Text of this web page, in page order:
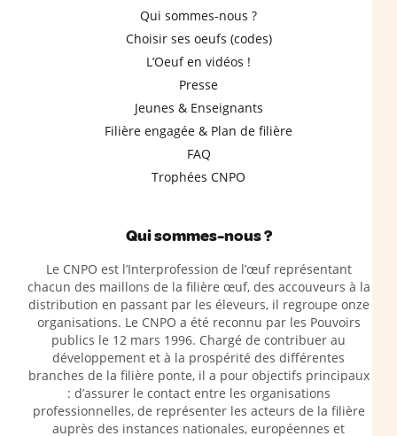
Qui sommes-nous ?
Choisir ses oeufs (codes)
L’Oeuf en vidéos !
Presse
Jeunes & Enseignants
Filière engagée & Plan de filière
FAQ
Trophées CNPO
Qui sommes-nous ?
Le CNPO est l’Interprofession de l’œuf représentant
chacun des maillons de la filière œuf, des accouveurs à la
distribution en passant par les éleveurs, il regroupe onze
organisations. Le CNPO a été reconnu par les Pouvoirs
publics le 12 mars 1996. Chargé de contribuer au
développement et à la prospérité des différentes
branches de la filière ponte, il a pour objectifs principaux
: d’assurer le contact entre les organisations
professionnelles, de représenter les acteurs de la filière
auprès des instances nationales, européennes et